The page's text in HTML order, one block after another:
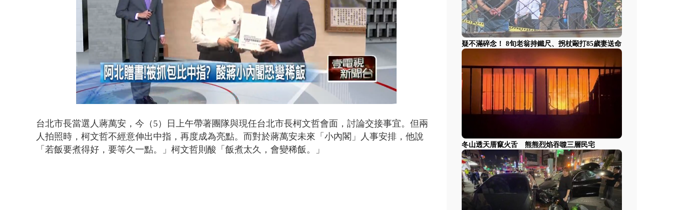
Unmute Loaded
33.90%
台北市長當選人蔣萬安，今（5）日上午帶著團隊與現任台北市長柯文哲會面，討論交接事宜。但兩
人拍照時，柯文哲不經意伸出中指，再度成為亮點。而對於蔣萬安未來「小內閣」人事安排，他說
「若飯要煮得好，要等久一點。」柯文哲則酸「飯煮太久，會變稀飯。」
疑不滿碎念！ 8旬老翁持鐵尺、拐杖毆打85歲妻送命
冬山透天厝竄火舌 熊熊烈焰吞噬三層民宅